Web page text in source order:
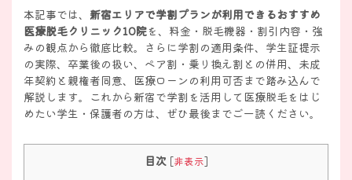
本記事では、 新宿エリアで学割プランが利用できるおすすめ
医療脱毛クリニック10院を、料金・脱毛機器・割引内容・強
みの観点から徹底比較。さらに学割の適用条件、学生証提示
の実際、卒業後の扱い、ペア割・乗り換え割との併用、未成
年契約と親権者同意、医療ローンの利用可否まで踏み込んで
解説します。これから新宿で学割を活用して医療脱毛をはじ
めたい学生・保護者の方は、ぜひ最後までご一読ください。
目次 [非表示]